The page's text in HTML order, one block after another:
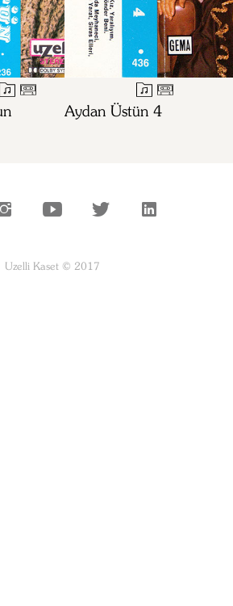
Aydan Üstün 4
Uzelli Kaset © 2017